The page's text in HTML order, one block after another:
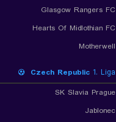
Glasgow Rangers FC
Hearts Of Midlothian FC
Motherwell
Czech Republic 1. Liga
SK Slavia Prague
Jablonec